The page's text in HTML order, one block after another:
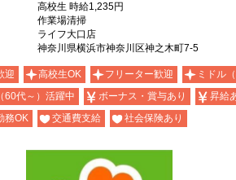
高校生 時給1,235円
作業場清掃
ライフ大口店
神奈川県横浜市神奈川区神之木町7-5
迎 高校生OK フリーター歓迎 ミドル
60代～）活躍中
ボーナス・賞与あり 昇給
務OK
交通費支給 社会保険あり